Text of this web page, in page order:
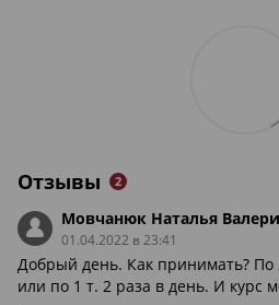
Отзывы 2
Мовчанюк Наталья
01.04.2022 в 23:41
Добрый день. Как принимать? По
или по 1 т. 2 раза в день. И курс